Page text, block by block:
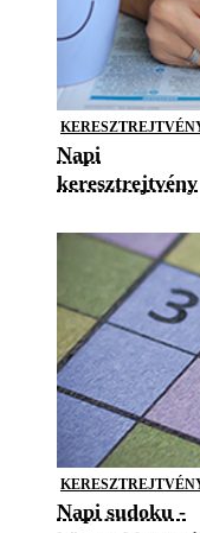
Napi
keresztrejtvény
Napi sudoku -